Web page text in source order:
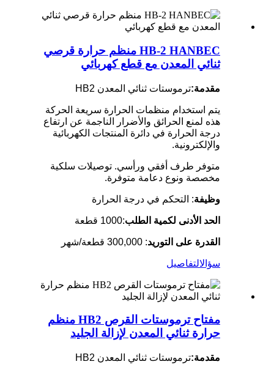
HB-2 HANBEC منظم حرارة قرصي
ثنائي المعدن مع قطع كهربائي
مقدمة:ترموستات ثنائي المعدن HB2
يتم استخدام منظمات الحرارة سريعة الحركة
هذه لمنع الحرائق والأضرار الناجمة عن ارتفاع
درجة الحرارة في دائرة المنتجات الكهربائية
والإلكترونية.
متوفر طرف أفقي ورأسي. توصيلات سلكية
مخصصة ونوع دعامة متوفرة.
وظيفة: التحكم في درجة الحرارة
الحد الأدنى لكمية الطلب:1000 قطعة
القدرة على التوريد: 300,000 قطعة/شهر
سؤالالتفاصيل
مفتاح ترموستات القرص HB2 منظم
حرارة ثنائي المعدن لإزالة الجليد
مقدمة:ترموستات ثنائي المعدن HB2